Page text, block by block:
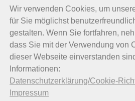
Wir verwenden Cookies, um
für Sie möglichst
gestalten. Wenn Sie fortfahren,
dass Sie mit der Verwendung von
dieser Webseite einverstanden
Informationen:
Datenschutzerklärung/Cookie-
Impressum
KONTAKT
Birchmeier Sprühtechnik AG
Im Stetterfeld 1
5608 Stetten
Schweiz